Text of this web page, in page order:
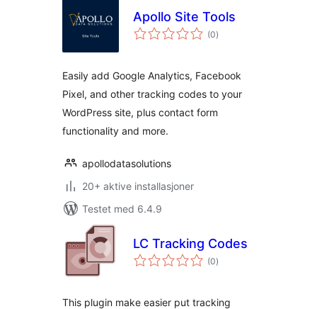
Apollo Site Tools
(0totale
vurderinger
)
Easily add Google Analytics, Facebook
Pixel, and other tracking codes to your
WordPress site, plus contact form
functionality and more.
apollodatasolutions
20+ aktive installasjoner
Testet med 6.4.9
LC Tracking Codes
(0totale
vurderinger
)
This plugin make easier put tracking